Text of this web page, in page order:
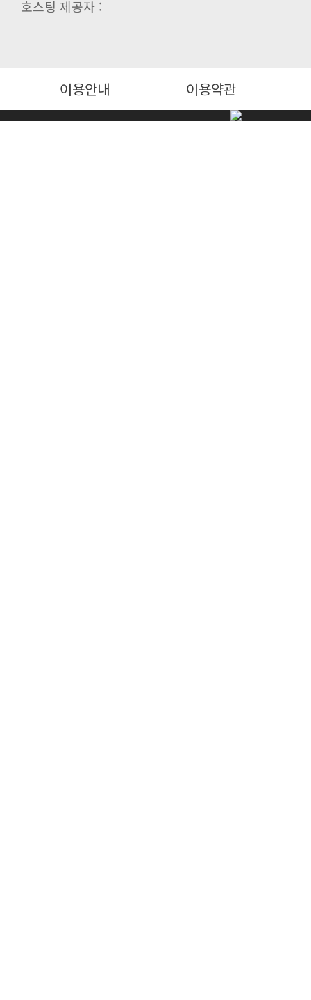
호스팅 제공자 :
이용안내 이용약관